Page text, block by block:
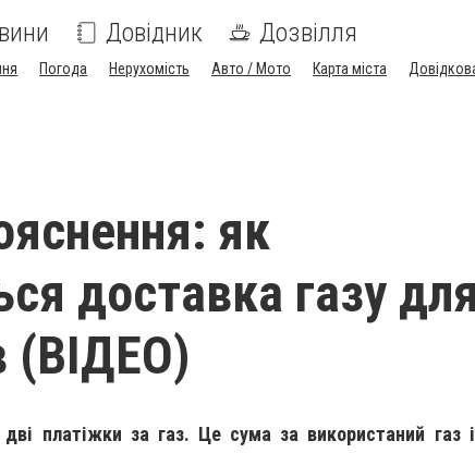
Довідник Дозвілля
Погода Нерухомість Авто / Мото Карта міста
як
доставка газу для
(ВІДЕО)
платіжки за газ. Це сума за використаний газ